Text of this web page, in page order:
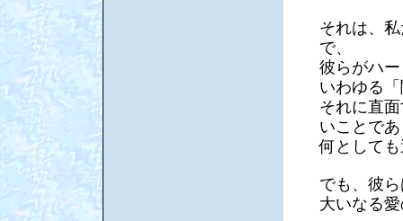
それは、
で、
彼らがハ
いわゆる
それに直
いことで
何として
でも、彼
大いなる